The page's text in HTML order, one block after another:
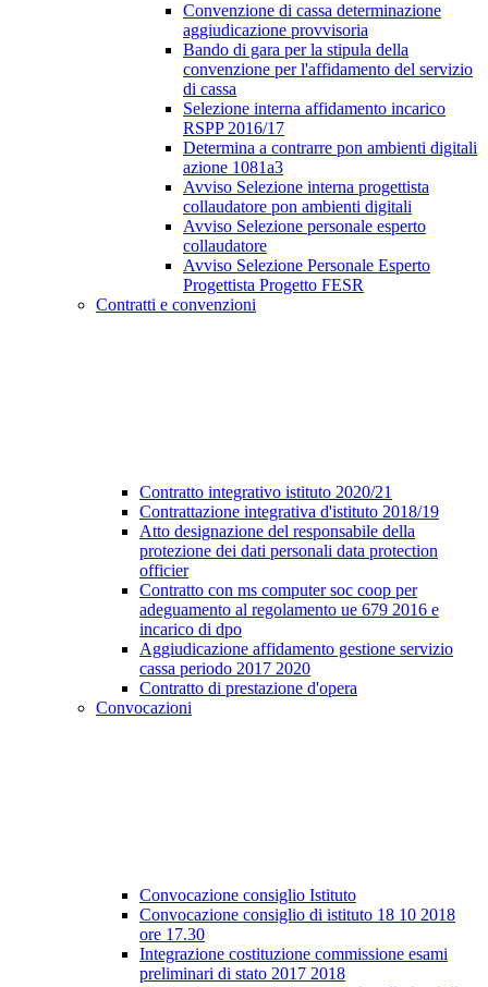
Convenzione di cassa determinazione
aggiudicazione provvisoria
Bando di gara per la stipula della
convenzione per l'affidamento del servizio
di cassa
Selezione interna affidamento incarico
RSPP 2016/17
Determina a contrarre pon ambienti digitali
azione 1081a3
Avviso Selezione interna progettista
collaudatore pon ambienti digitali
Avviso Selezione personale esperto
collaudatore
Avviso Selezione Personale Esperto
Progettista Progetto FESR
Contratti e convenzioni
Contratto integrativo istituto 2020/21
Contrattazione integrativa d'istituto 2018/19
Atto designazione del responsabile della
protezione dei dati personali data protection
officier
Contratto con ms computer soc coop per
adeguamento al regolamento ue 679 2016 e
incarico di dpo
Aggiudicazione affidamento gestione servizio
cassa periodo 2017 2020
Contratto di prestazione d'opera
Convocazioni
Convocazione consiglio Istituto
Convocazione consiglio di istituto 18 10 2018
ore 17.30
Integrazione costituzione commissione esami
preliminari di stato 2017 2018